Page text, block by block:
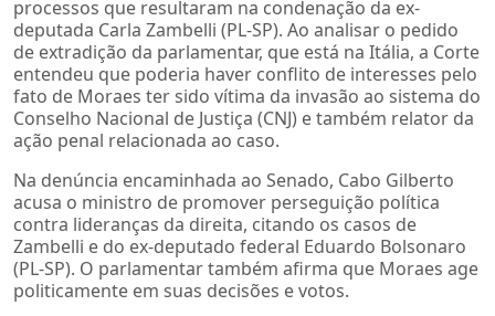
processos que resultaram na condenação da ex-
deputada Carla Zambelli (PL-SP). Ao analisar o pedido
de extradição da parlamentar, que está na Itália, a Corte
entendeu que poderia haver conflito de interesses pelo
fato de Moraes ter sido vítima da invasão ao sistema do
Conselho Nacional de Justiça (CNJ) e também relator da
ação penal relacionada ao caso.
Na denúncia encaminhada ao Senado, Cabo Gilberto
acusa o ministro de promover perseguição política
contra lideranças da direita, citando os casos de
Zambelli e do ex-deputado federal Eduardo Bolsonaro
(PL-SP). O parlamentar também afirma que Moraes age
politicamente em suas decisões e votos.